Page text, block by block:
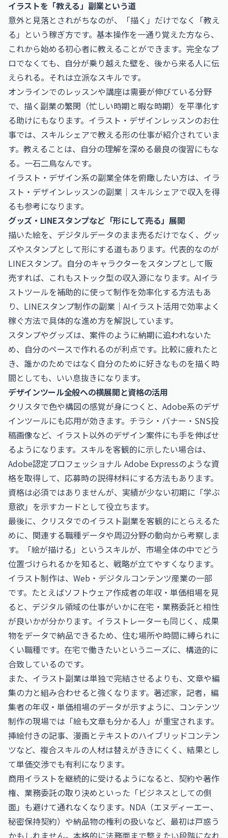
イラストを「教える」副業という道
意外と見落とされがちなのが、「描く」だけでなく「教え
る」という稼ぎ方です。基本操作を一通り覚えた方なら、
これから始める初心者に教えることができます。完全なプ
ロでなくても、自分が乗り越えた壁を、後から来る人に伝
えられる。それは立派なスキルです。
オンラインでのレッスンや講座は需要が伸びている分野
で、描く副業の繁閑（忙しい時期と暇な時期）を平準化す
る助けにもなります。 イラスト・デザインレッスンのお仕
事では、スキルシェアで教える形の仕事が紹介されていま
す。教えることは、自分の理解を深める最良の復習にもな
る。一石二鳥なんです。
イラスト・デザイン系の副業全体を俯瞰したい方は、 イラ
スト・デザインレッスンの副業｜スキルシェアで収入を得
るも参考になります。
グッズ・LINEスタンプなど「形にして売る」展開
描いた絵を、デジタルデータのまま売るだけでなく、グッ
ズやスタンプとして形にする道もあります。代表的なのが
LINEスタンプ。自分のキャラクターをスタンプとして販
売すれば、これもストック型の収入源になります。AIイラ
ストツールを補助的に使って制作を効率化する方法もあ
り、 LINEスタンプ制作の副業｜AIイラスト活用で効率よく
稼ぐ方法で具体的な進め方を解説しています。
スタンプやグッズは、案件のように納期に追われないた
め、自分のペースで作れるのが利点です。比較に疲れたと
き、誰かのためではなく自分のために好きなものを描く時
間としても、いい息抜きになります。
デザインツール全般への横展開と資格の活用
クリスタで色や構図の感覚が身につくと、Adobe系のデザ
インツールにも応用が効きます。チラシ・バナー・SNS投
稿画像など、イラスト以外のデザイン案件にも手を伸ばせ
るようになります。スキルを客観的に示したい場合は、
Adobe認定プロフェッショナル Adobe Expressのような資
格を取得して、応募時の説得材料にする方法もあります。
資格は必須ではありませんが、実績が少ない初期に「学ぶ
意欲」を示すカードとして役立ちます。
最後に、クリスタでのイラスト副業を客観的にとらえるた
めに、関連する職種データや周辺分野の動向から考察しま
す。「絵が描ける」というスキルが、市場全体の中でどう
位置づけられるかを知ると、戦略が立てやすくなります。
イラスト制作は、Web・デジタルコンテンツ産業の一部
です。たとえばソフトウェア作成者の年収・単価相場を見
ると、デジタル領域の仕事がいかに在宅・業務委託と相性
が良いかが分かります。イラストレーターも同じく、成果
物をデータで納品できるため、住む場所や時間に縛られに
くい職種です。在宅で働きたいというニーズに、構造的に
合致しているのです。
また、イラスト副業は単独で完結させるよりも、文章や編
集の力と組み合わせると強くなります。 著述家，記者，編
集者の年収・単価相場のデータが示すように、コンテンツ
制作の現場では「絵も文章も分かる人」が重宝されます。
挿絵付きの記事、漫画とテキストのハイブリッドコンテン
ツなど、複合スキルの人材は替えがききにくく、結果とし
て単価交渉でも有利になります。
商用イラストを継続的に受けるようになると、契約や著作
権、業務委託の取り決めといった「ビジネスとしての側
面」も避けて通れなくなります。NDA（エヌディーエー、
秘密保持契約）や納品物の権利の扱いなど、最初は戸惑う
かもしれません。本格的に法務面まで整えたい段階になれ